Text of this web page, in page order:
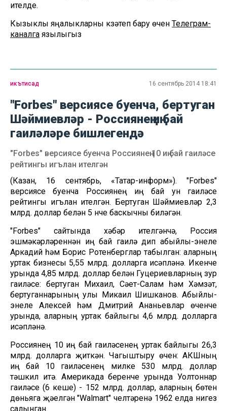
ителде.
Кызыклы яңалыкларны күзәтеп бару өчен Телеграм-
каналга язылыгыз
икътисад 16 сентябрь 2014 18:41
"Forbes" версиясе буенча, бертуган
Шәймиевләр - Россиянең иң бай
гаиләләре бишлегендә
"Forbes" версиясе буенча Россиянең 10 иң бай гаиләсе
рейтингы игълан ителгән
(Казан, 16 сентябрь, «Татар-информ»). "Forbes"
версиясе буенча Россиянең иң бай ун гаиләсе
рейтингы игълан ителгән. Бертуган Шәймиевләр 2,3
млрд. доллар белән 5 нче баскычны биләгән.
"Forbes" сайтында хәбәр ителгәнчә, Россия
эшмәкәрләреннән иң бай гаилә дип абыйлы-энеле
Аркадий һәм Борис Ротенберглар табылган: аларның
уртак бизнесы 5,55 млрд. долларга исәпләнә. Икенче
урында 4,85 млрд. доллар белән Гуцериевларның зур
гаиләсе: бертуган Михаил, Сәет-Салам һәм Хәмзәт,
бертуганнарының улы Микаил Шишканов. Абыйлы-
энеле Алексей һәм Дмитрий Ананьевлар өченче
урында, аларның уртак байлыгы 4,6 млрд. долларга
исәпләнә.
Россиянең 10 иң бай гаиләсенең уртак байлыгы 26,3
млрд. долларга җиткән. Чагыштыру өчен: АКШның
иң бай 10 гаиләсенең милке 530 млрд. доллар
тәшкил итә. Америкада беренче урында Уолтоннар
гаиләсе (6 кеше) - 152 млрд. доллар, аларның бөтен
дөньяга җәелгән "Walmart" челтәренә 1962 елда нигез
салынган.